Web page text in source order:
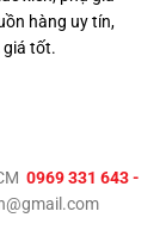
hàng uy tín,
giá tốt.
0969 331 643 -